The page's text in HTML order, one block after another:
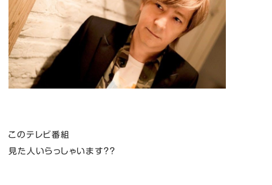
このテレビ番組
見た人いらっしゃいます？？